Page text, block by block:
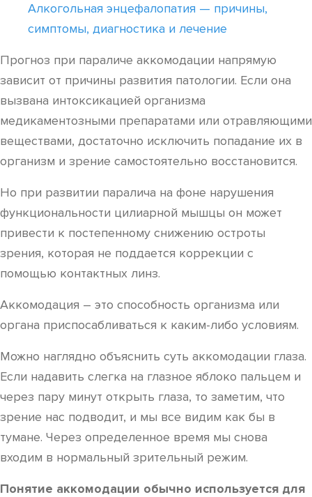
Алкогольная энцефалопатия — причины,
симптомы, диагностика и лечение
Прогноз при параличе аккомодации напрямую
зависит от причины развития патологии. Если она
вызвана интоксикацией организма
медикаментозными препаратами или отравляющими
веществами, достаточно исключить попадание их в
организм и зрение самостоятельно восстановится.
Но при развитии паралича на фоне нарушения
функциональности цилиарной мышцы он может
привести к постепенному снижению остроты
зрения, которая не поддается коррекции с
помощью контактных линз.
Аккомодация – это способность организма или
органа приспосабливаться к каким-либо условиям.
Можно наглядно объяснить суть аккомодации глаза.
Если надавить слегка на глазное яблоко пальцем и
через пару минут открыть глаза, то заметим, что
зрение нас подводит, и мы все видим как бы в
тумане. Через определенное время мы снова
входим в нормальный зрительный режим.
Понятие аккомодации обычно используется для